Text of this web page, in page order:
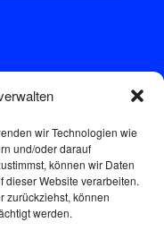
wir Technologien wie
und/oder darauf
können wir Daten
dieser Website verarbeiten.
zurückziehst, können
werden.